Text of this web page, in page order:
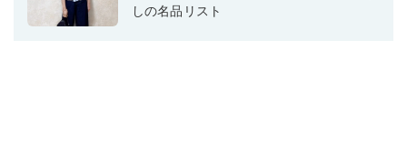
しの名品リスト